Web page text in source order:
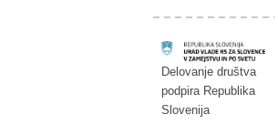
Delovanje društva
podpira Republika
Slovenija